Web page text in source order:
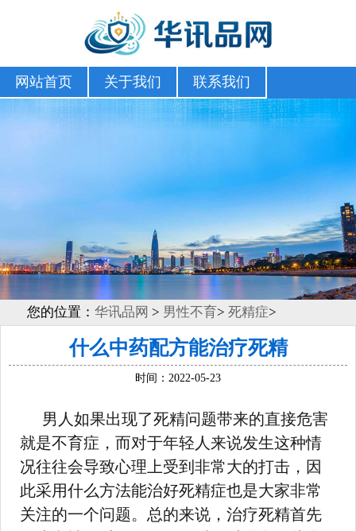
网站首页 关于我们 联系我们
您的位置： 华讯品网 > 男性不育> 死精症>
什么中药配方能治疗死精
时间：2022-05-23
男人如果出现了死精问题带来的直接危害
就是不育症，而对于年轻人来说发生这种情
况往往会导致心理上受到非常大的打击，因
此采用什么方法能治好死精症也是大家非常
关注的一个问题。总的来说，治疗死精首先